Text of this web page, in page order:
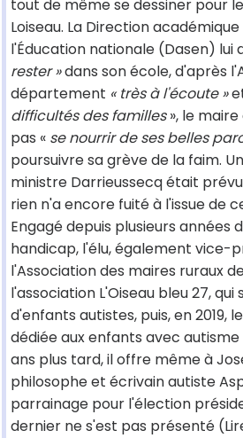
tout de même se dessiner pour
Loiseau. La Direction
l'Éducation nationale (Dasen) lui
rester »dans son école, d'après
département « très à l'écoute »
difficultés des familles», le maire
pas « se nourrir de ses belles
poursuivre sa grève de la faim.
ministre Darrieussecq était
rien n'a encore fuité à l'issue de
Engagé depuis plusieurs années
handicap, l'élu, également vice-
l'Association des maires ruraux
l'association L'Oiseau bleu 27,
d'enfants autistes, puis, en 2019,
dédiée aux enfants avec autisme
ans plus tard, il offre même à
philosophe et écrivain autiste
parrainage pour l'élection
dernier ne s'est pas présenté